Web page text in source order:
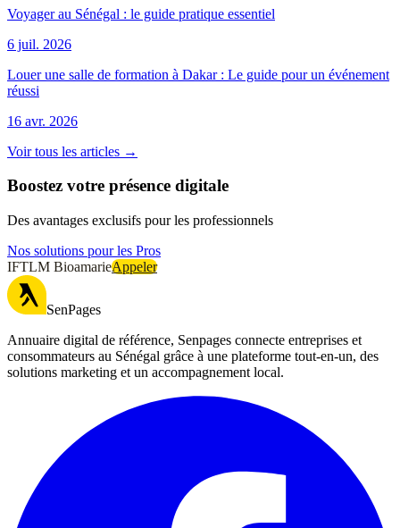
Voyager au Sénégal : le guide pratique essentiel
6 juil. 2026
Louer une salle de formation à Dakar : Le guide pour un événement
réussi
16 avr. 2026
Voir tous les articles →
Boostez votre présence digitale
Des avantages exclusifs pour les professionnels
Nos solutions pour les Pros
IFTLM BioamarieAppeler
SenPages
Annuaire digital de référence, Senpages connecte entreprises et
consommateurs au Sénégal grâce à une plateforme tout-en-un, des
solutions marketing et un accompagnement local.